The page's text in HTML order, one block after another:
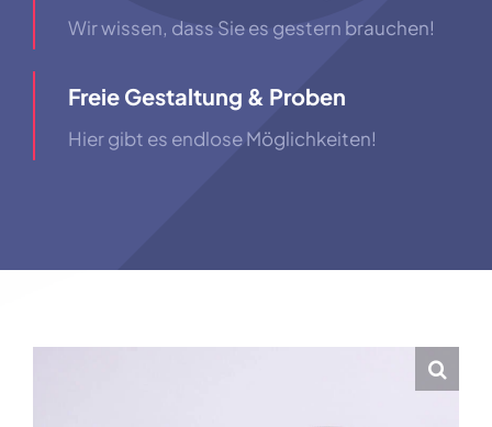
Wir wissen, dass Sie es gestern brauchen!
Freie Gestaltung & Proben
Hier gibt es endlose Möglichkeiten!